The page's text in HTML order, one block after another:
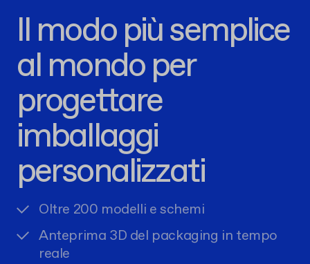
Il modo più semplice
al mondo per
progettare
imballaggi
personalizzati
Oltre 200 modelli e schemi
Anteprima 3D del packaging in tempo
reale